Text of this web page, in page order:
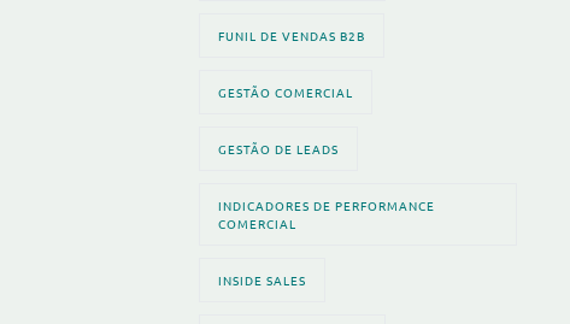
FUNIL DE VENDAS B2B
GESTÃO COMERCIAL
GESTÃO DE LEADS
INDICADORES DE PERFORMANCE
COMERCIAL
INSIDE SALES